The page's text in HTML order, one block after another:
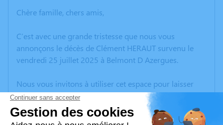
Chère famille, chers amis,
C’est avec une grande tristesse que nous vous
annonçons le décès de Clément HERAUT survenu le
vendredi 25 juillet 2025 à Belmont D Azergues.
Nous vous invitons à utiliser cet espace pour laisser
vos condoléances, partager des photos souvenirs, une
anecdote ou exprimer vos pensées à travers des
poèmes ou des textes. Cet endroit est un lieu